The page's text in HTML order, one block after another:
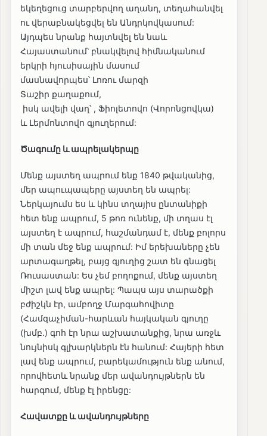
եկեղեցուց տարբերվող աղանդ, տեղահանվել
ու վերաբնակեցվել են Անդրկովկասում:
Այդպես նրանք հայտնվել են նաև
Հայաստանում՝ բնակվելով հիմնականում
երկրի հյուսիսային մասում
մասնավորպես՝ Լոռու մարզի
Տաշիր քաղաքում,
իսկ ավելի վաղ՝ , Ֆիոլետովո (Վորոնցովկա)
և Լերմոնտովո գյուղերում:
Ծագումը և ապրելակերպը
Մենք այստեղ ապրում ենք 1840 թվականից,
մեր ապուպապերը այստեղ են ապրել:
Ներկայումս ես և կինս տղայիս ընտանիքի
հետ ենք ապրում, 5 թոռ ունենք, մի տղաս էլ
այստեղ է ապրում, հաշմանդամ է, մենք բոլորս
մի տան մեջ ենք ապրում: Իմ երեխաները չեն
արտագաղթել, բայց գյուղից շատ են գնացել
Ռուսաստան: Ես չեմ բողոքում, մենք այստեղ
միշտ լավ ենք ապրել: Պապս այս տարածքի
բժիշկն էր, ամբողջ Մարգահովիտը
(Համզաչիման-հարևան հայկական գյուղը
(խմբ.) գոհ էր նրա աշխատանքից, նրա առջև
նույնիսկ գլխարկներն էն հանում: Հայերի հետ
լավ ենք ապրում, բարեկամություն ենք անում,
որովհետև նրանք մեր ավանդույթներն են
հարգում, մենք էլ իրենցը:
Հավատքը և ավանդույթները